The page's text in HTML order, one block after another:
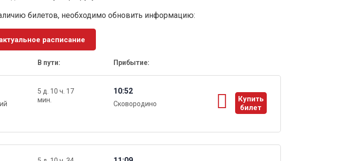
билетов, необходимо обновить информацию:
расписание
В пути: Прибытие:
5 д. 10 ч. 17
мин.
10:52
Сковородино
Купить
билет
ы